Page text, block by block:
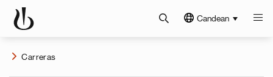
Candean
Carreras